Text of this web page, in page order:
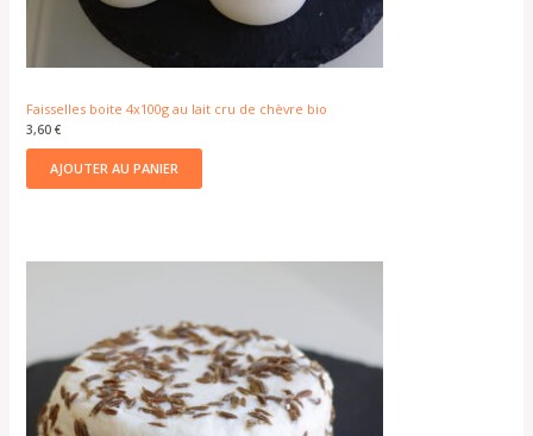
Faisselles boite 4x100g au lait cru de chèvre bio
3,60€
AJOUTER AU PANIER